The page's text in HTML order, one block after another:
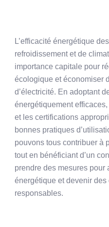
L’efficacité énergétique
refroidissement et de
importance capitale pour
écologique et économiser
d’électricité. En adoptant
énergétiquement
et les certifications
bonnes pratiques
pouvons tous contribuer à
tout en bénéficiant d’un
prendre des mesures pour
énergétique et devenir des
responsables.